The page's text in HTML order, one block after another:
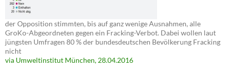
der Opposition stimmten, bis auf ganz wenige Ausnahmen, alle
GroKo-Abgeordneten gegen ein Fracking-Verbot. Dabei wollen laut
jüngsten Umfragen 80 % der bundesdeutschen Bevölkerung Fracking
nicht
via Umweltinstitut München, 28.04.2016